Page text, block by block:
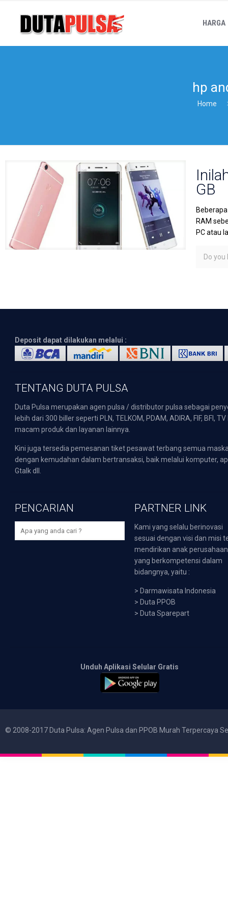
HARGA
hp
Home
GB
RAM
PC atau
Do you
Deposit dapat dilakukan melalui :
TENTANG DUTA PULSA
Duta Pulsa merupakan agen pulsa / distributor pulsa sebagai
lebih dari 300 biller seperti PLN, TELKOM, PDAM, ADIRA, FIF,
macam produk dan layanan lainnya.
Kini juga tersedia pemesanan tiket pesawat terbang semua
dengan kemudahan dalam bertransaksi, baik melalui komputer,
Gtalk dll.
PENCARIAN PARTNER LINK
Kami yang selalu berinovasi
sesuai dengan visi dan misi
mendirikan anak perusahaan
yang berkompetensi dalam
bidangnya, yaitu :
> Darmawisata Indonesia
> Duta PPOB
> Duta Sparepart
Unduh Aplikasi Selular Gratis
© 2008-2017 Duta Pulsa: Agen Pulsa dan PPOB Murah Terpercaya